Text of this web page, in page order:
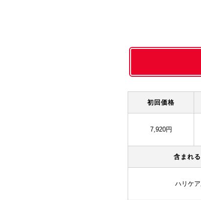
初回価格
7,920円
含まれ
ハリケ